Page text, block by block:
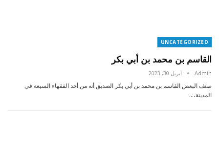
UNCATEGORIZED
القاسم بن محمد بن أبي بكر
Admin أبريل 30, 2023
صنف البعض القاسم بن محمد بن أبي بكر الصديق أنه من أحد الفقهاء السبعة في
المدينة،…